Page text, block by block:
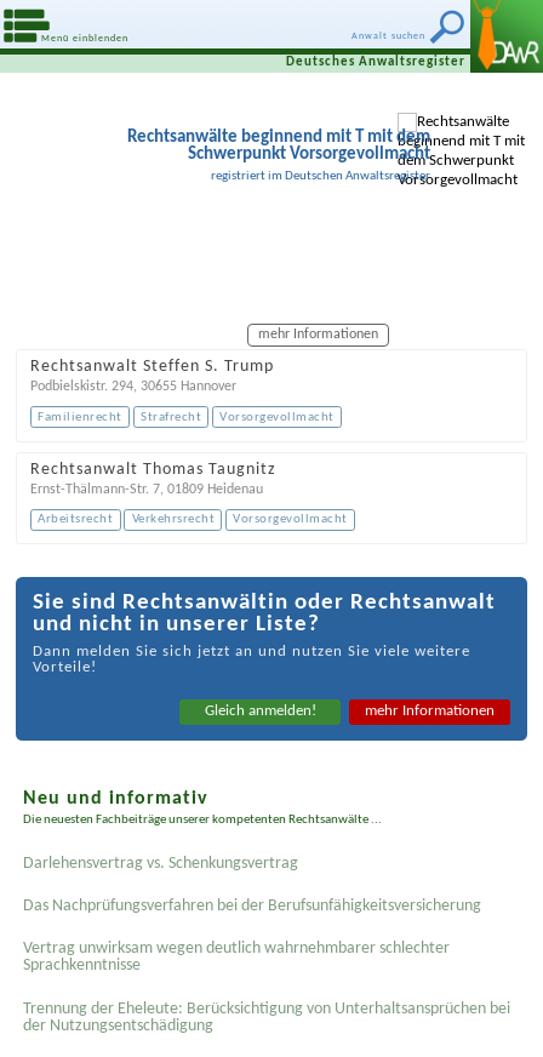
Anwalt suchen
Menü einblenden
Deutsches Anwaltsregister
Rechtsanwälte beginnend mit T mit dem
Schwerpunkt Vorsorgevollmacht
registriert im Deutschen Anwaltsregister
mehr Informationen
Rechtsanwalt Steffen S. Trump
Podbielskistr. 294, 30655 Hannover
Familienrecht Strafrecht Vorsorgevollmacht
Rechtsanwalt Thomas Taugnitz
Ernst-Thälmann-Str. 7, 01809 Heidenau
Arbeitsrecht Verkehrsrecht Vorsorgevollmacht
Sie sind Rechtsanwältin oder Rechtsanwalt
und nicht in unserer Liste?
Dann melden Sie sich jetzt an und nutzen Sie viele weitere
Vorteile!
Gleich anmelden! mehr Informationen
Neu und informativ
Die neuesten Fachbeiträge unserer kompetenten Rechtsanwälte ...
Darlehensvertrag vs. Schenkungsvertrag
Das Nachprüfungsverfahren bei der Berufsunfähigkeitsversicherung
Vertrag unwirksam wegen deutlich wahrnehmbarer schlechter
Sprachkenntnisse
Trennung der Eheleute: Berücksichtigung von Unterhaltsansprüchen bei
der Nutzungsentschädigung